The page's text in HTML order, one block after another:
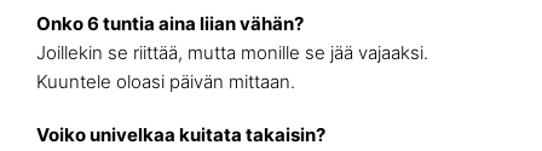
Onko 6 tuntia aina liian vähän?
Joillekin se riittää, mutta monille se jää vajaaksi.
Kuuntele oloasi päivän mittaan.
Voiko univelkaa kuitata takaisin?